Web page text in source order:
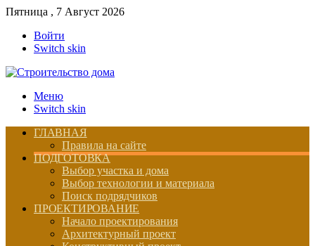
Пятница , 7 Август 2026
Войти
Switch skin
Меню
Switch skin
ГЛАВНАЯ
Правила на сайте
ПОДГОТОВКА
Выбор участка и дома
Выбор технологии и материала
Поиск подрядчиков
ПРОЕКТИРОВАНИЕ
Начало проектирования
Архитектурный проект